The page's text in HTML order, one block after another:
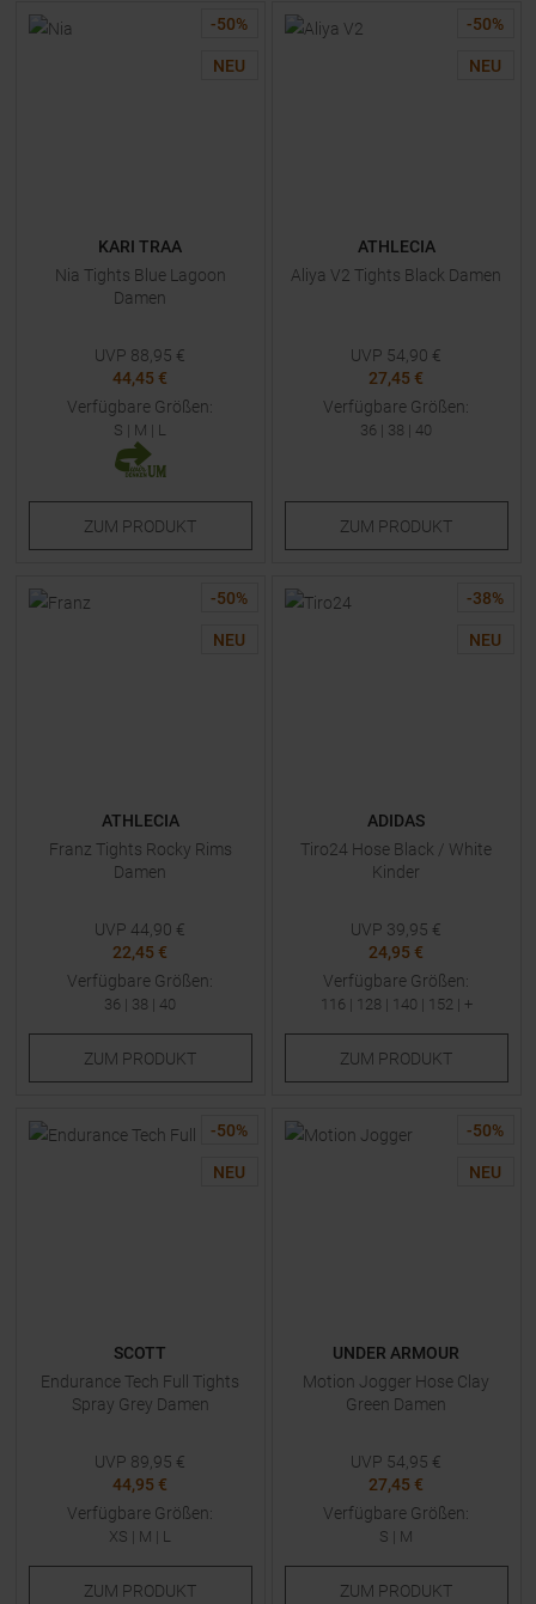
-50%
NEU
KARI TRAA
Nia Tights Blue Lagoon
Damen
UVP 88,95 €
44,45 €
Verfügbare Größen:
S | M | L
ZUM PRODUKT
-50%
NEU
ATHLECIA
Aliya V2 Tights Black Damen
UVP 54,90 €
27,45 €
Verfügbare Größen:
36 | 38 | 40
ZUM PRODUKT
-50%
NEU
ATHLECIA
Franz Tights Rocky Rims
Damen
UVP 44,90 €
22,45 €
Verfügbare Größen:
36 | 38 | 40
ZUM PRODUKT
-38%
NEU
ADIDAS
Tiro24 Hose Black / White
Kinder
UVP 39,95 €
24,95 €
Verfügbare Größen:
116 | 128 | 140 | 152| +
ZUM PRODUKT
-50%
NEU
SCOTT
Endurance Tech Full Tights
Spray Grey Damen
UVP 89,95 €
44,95 €
Verfügbare Größen:
XS | M | L
ZUM PRODUKT
-50%
NEU
UNDER ARMOUR
Motion Jogger Hose Clay
Green Damen
UVP 54,95 €
27,45 €
Verfügbare Größen:
S | M
ZUM PRODUKT